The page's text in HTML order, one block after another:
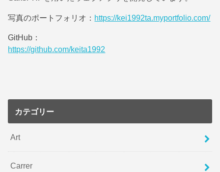
写真のポートフォリオ： https://kei1992ta.myportfolio.com/
GitHub：
https://github.com/keita1992
カテゴリー
Art
Carrer